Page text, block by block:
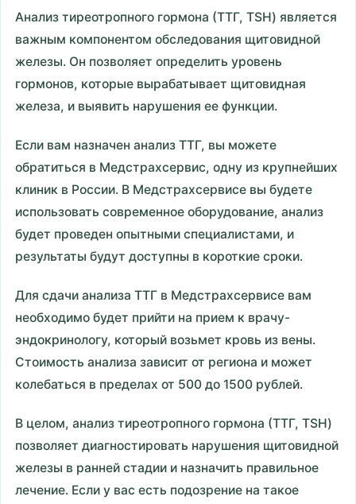
Анализ тиреотропного гормона (ТТГ, TSH) является
важным компонентом обследования щитовидной
железы. Он позволяет определить уровень
гормонов, которые вырабатывает щитовидная
железа, и выявить нарушения ее функции.
Если вам назначен анализ ТТГ, вы можете
обратиться в Медстрахсервис, одну из крупнейших
клиник в России. В Медстрахсервисе вы будете
использовать современное оборудование, анализ
будет проведен опытными специалистами, и
результаты будут доступны в короткие сроки.
Для сдачи анализа ТТГ в Медстрахсервисе вам
необходимо будет прийти на прием к врачу-
эндокринологу, который возьмет кровь из вены.
Стоимость анализа зависит от региона и может
колебаться в пределах от 500 до 1500 рублей.
В целом, анализ тиреотропного гормона (ТТГ, TSH)
позволяет диагностировать нарушения щитовидной
железы в ранней стадии и назначить правильное
лечение. Если у вас есть подозрение на такое